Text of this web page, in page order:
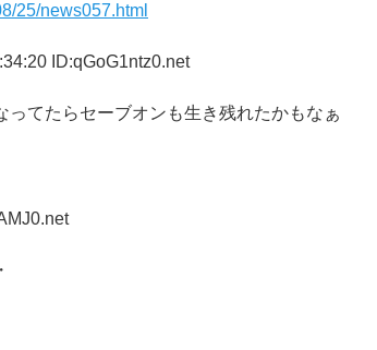
25/news057.html
ID:qGoG1ntz0.net
てたらセーブオンも生き残れたかもなぁ